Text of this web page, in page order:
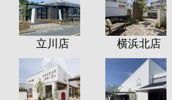
立川店 横浜北店